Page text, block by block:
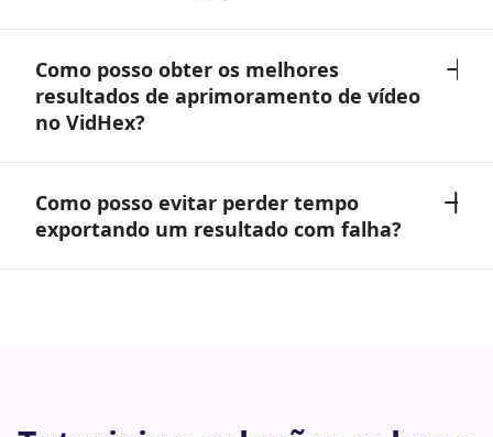
Como posso obter os melhores
resultados de aprimoramento de vídeo
no VidHex?
Como posso evitar perder tempo
exportando um resultado com falha?